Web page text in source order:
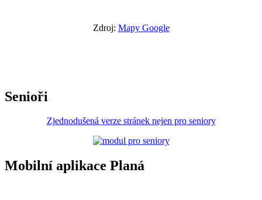
Zdroj: Mapy Google
Senioři
Zjednodušená verze stránek nejen pro seniory
Mobilní aplikace Planá